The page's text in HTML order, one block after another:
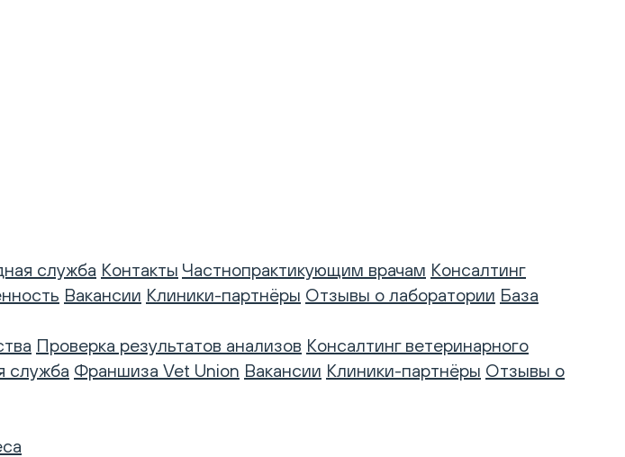
служба Контакты Частнопрактикующим врачам Консалтинг
Вакансии Клиники-партнёры Отзывы о лаборатории База
Проверка результатов анализов Консалтинг ветеринарного
служба Франшиза Vet Union Вакансии Клиники-партнёры Отзывы о